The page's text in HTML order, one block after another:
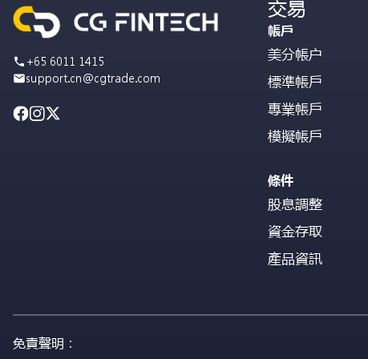
+65 6011 1415
support.cn@cgtrade.com
交易
帳戶
美分帳户
標準帳戶
專業帳戶
模擬帳戶
條件
股息調整
資金存取
產品資訊
免責聲明：